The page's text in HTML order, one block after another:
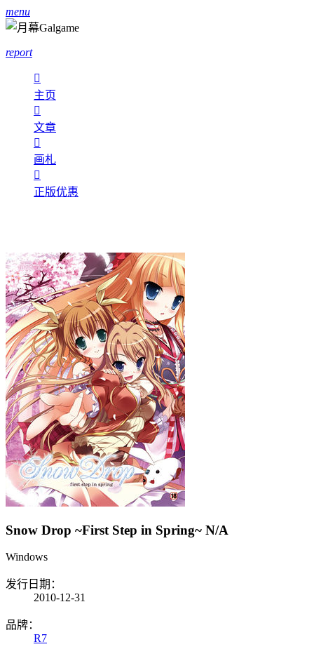
menu
report

主页

文章

画札

正版优惠
Snow Drop ~First Step in Spring~ N/A
Windows
发行日期：
2010-12-31
品牌：
R7